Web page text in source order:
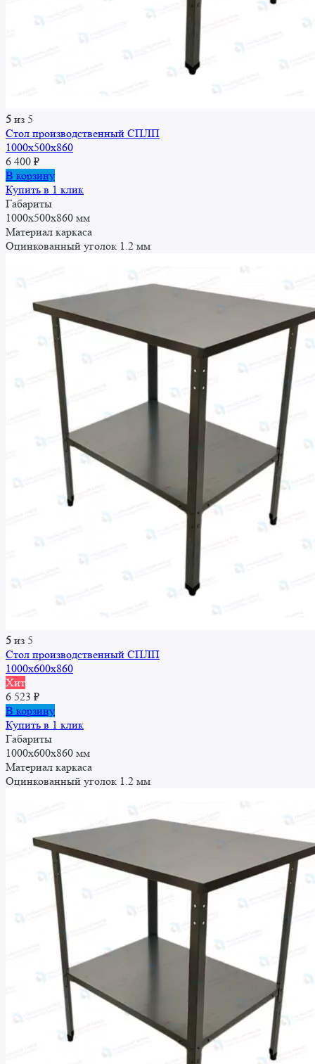
5 из 5
Стол производственный СПЛП
1000х500х860
6 400 ₽
В корзину
Купить в 1 клик
Габариты
1000x500x860 мм
Материал каркаса
Оцинкованный уголок 1.2 мм
5 из 5
Стол производственный СПЛП
1000х600х860
Хит
6 523 ₽
В корзину
Купить в 1 клик
Габариты
1000x600x860 мм
Материал каркаса
Оцинкованный уголок 1.2 мм